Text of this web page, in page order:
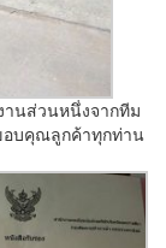
านส่วนหนึ่งจากทีม
อบคุณลูกค้าทุกท่าน